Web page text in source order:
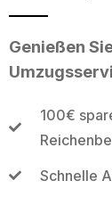
Genießen
100€
Schnelle